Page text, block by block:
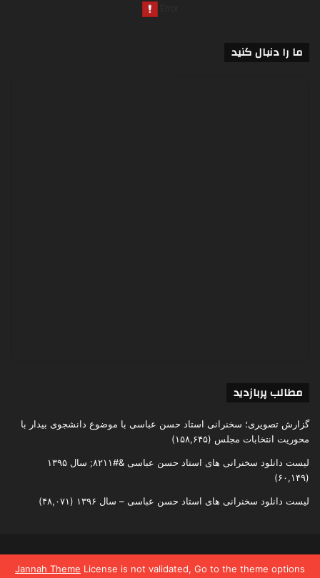
Jannah Theme License is not validated, Go to the theme options
ما را دنبال کنید
مطالب پربازدید
گزارش تصویری؛ سخنرانی استاد حسن عباسی با موضوع دانشجوی بیدار با
محوریت انتخابات مجلس (۱۵۸,۶۴۵)
لیست دانلود سخنرانی های استاد حسن عباسی &#۸۲۱۱; سال ۱۳۹۵
(۶۰,۱۴۹)
لیست دانلود سخنرانی های استاد حسن عباسی – سال ۱۳۹۶ (۴۸,۰۷۱)